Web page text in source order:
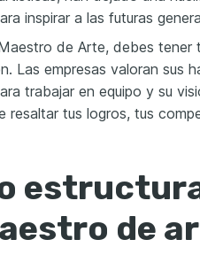
inspirar a las futuras
de Arte, debes
Las empresas valoran sus
trabajar en equipo y su
resaltar tus logros, tus
de